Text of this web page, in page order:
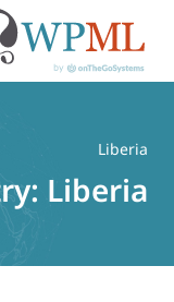
المحتوى
Liberia
Liberia